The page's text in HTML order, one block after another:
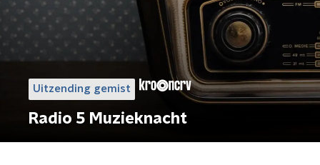
Uitzending gemist
Radio 5 Muzieknacht